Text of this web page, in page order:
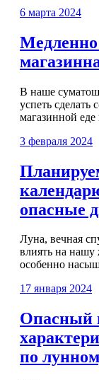
6 марта 2024
Медленно
В наше
успеть сделать
магазинной
3 февраля 2024
опасные
Луна, вечная
влиять на нашу
особенно
17 января 2024
Опасный
по